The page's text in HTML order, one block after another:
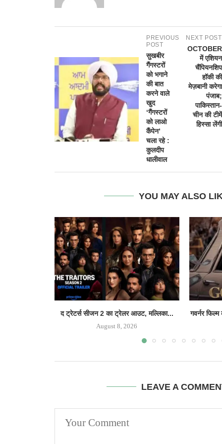
PREVIOUS
POST
सुखबीर
गैंगस्टरों
को भगाने
की बात
करने वाले
खुद
‘गैंगस्टरों
को लाओ
कैंपेन’
चला रहे :
कुलदीप
धालीवाल
NEXT POST
OCTOBER
में एशियन
चैंपियनशिप
हॉकी की
मेज़बानी करेगा
पंजाब;
पाकिस्तान-
चीन की टीमें
हिस्सा लेंगी
YOU MAY ALSO
द ट्रेटर्स सीजन 2 का ट्रेलर आउट, मल्लिका...
August 8, 2026
गवर्नर
LEAVE A